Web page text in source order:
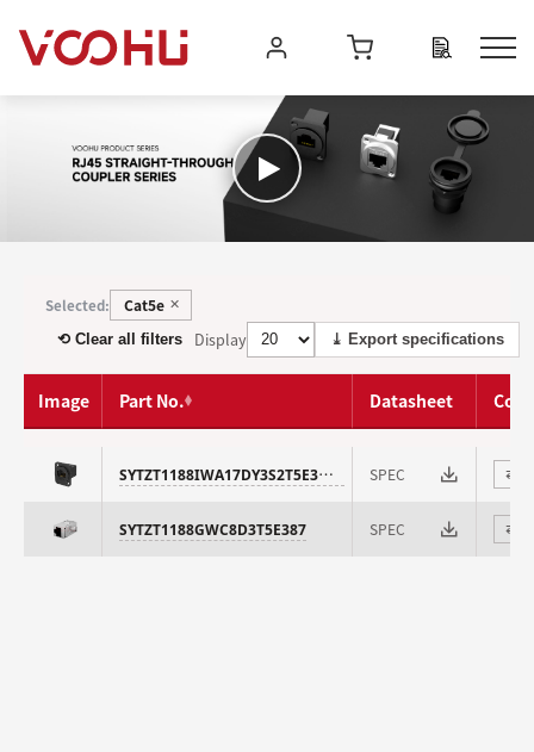
Selected: Cat5e ✕
⟲ Clear all filters Display ⤓ Export specifications
Image Part No. Datasheet
SYTZT1188IWA17DY3S2T5E387A SPEC ⇄
SYTZT1188GWC8D3T5E387 SPEC ⇄